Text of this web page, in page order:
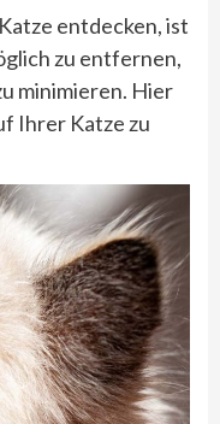
entdecken, ist
zu entfernen,
minimieren. Hier
Ihrer Katze zu